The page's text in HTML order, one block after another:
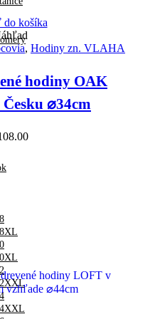
do košíka
, Hodiny zn. VLAHA
hodiny OAK
⌀34cm